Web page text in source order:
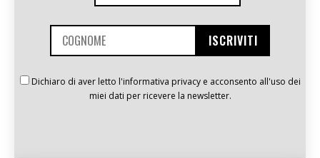
Dichiaro di aver letto l'informativa privacy e acconsento all'uso dei
miei dati per ricevere la newsletter.